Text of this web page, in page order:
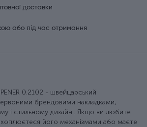
доставки
або під час отримання
0.2102 - швейцарський
брендовими накладками,
і стильному дизайні. Якщо ви любите
його механізмами або маєте